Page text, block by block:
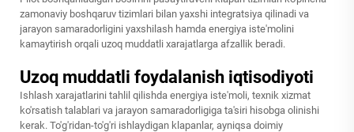
zamonaviy boshqaruv tizimlari bilan yaxshi integratsiya qilinadi va
jarayon samaradorligini yaxshilash hamda energiya iste'molini
kamaytirish orqali uzoq muddatli xarajatlarga afzallik beradi.
Uzoq muddatli foydalanish iqtisodiyoti
Ishlash xarajatlarini tahlil qilishda energiya iste'moli, texnik xizmat
ko'rsatish talablari va jarayon samaradorligiga ta'siri hisobga olinishi
kerak. To'g'ridan-to'g'ri ishlaydigan klapanlar, ayniqsa doimiy